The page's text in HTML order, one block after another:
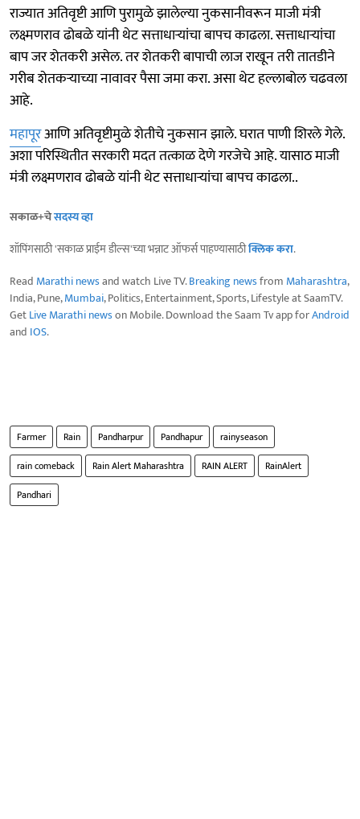
राज्यात अतिवृष्टी आणि पुरामुळे झालेल्या नुकसानीवरून माजी मंत्री
लक्ष्मणराव ढोबळे यांनी थेट सत्ताधाऱ्यांचा बापच काढला. सत्ताधाऱ्यांचा
बाप जर शेतकरी असेल. तर शेतकरी बापाची लाज राखून तरी तातडीने
गरीब शेतकऱ्याच्या नावावर पैसा जमा करा. असा थेट हल्लाबोल चढवला
आहे.
महापूरआणि अतिवृष्टीमुळे शेतीचे नुकसान झाले. घरात पाणी शिरले गेले.
अशा परिस्थितीत सरकारी मदत तत्काळ देणे गरजेचे आहे. यासाठ माजी
मंत्री लक्ष्मणराव ढोबळे यांनी थेट सत्ताधाऱ्यांचा बापच काढला..
सकाळ+चेसदस्य व्हा
शॉपिंगसाठी 'सकाळ प्राईम डील्स'च्या भन्नाट ऑफर्स पाहण्यासाठीक्लिक करा.
Read Marathi newsand watch Live TV.Breaking newsfrom Maharashtra,
India, Pune,Mumbai, Politics, Entertainment, Sports, Lifestyle at SaamTV.
GetLive Marathi newson Mobile. Download the Saam Tv app forAndroid
and IOS.
Farmer Rain Pandharpur Pandhapur
rainyseason
rain comeback
Rain Alert Maharashtra RAIN ALERT
RainAlert
Pandhari